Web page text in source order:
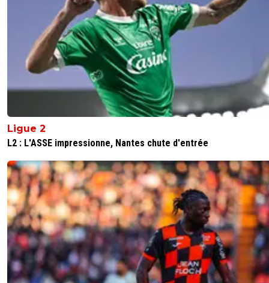
Ligue 2
L2 : L'ASSE impressionne, Nantes chute d'entrée